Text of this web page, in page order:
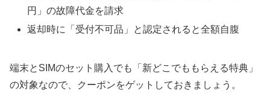
円」の故障代金を請求
返却時に「受付不可品」と認定されると全額自腹
端末とSIMのセット購入でも「新どこでももらえる特典」
の対象なので、クーポンをゲットしておきましょう。